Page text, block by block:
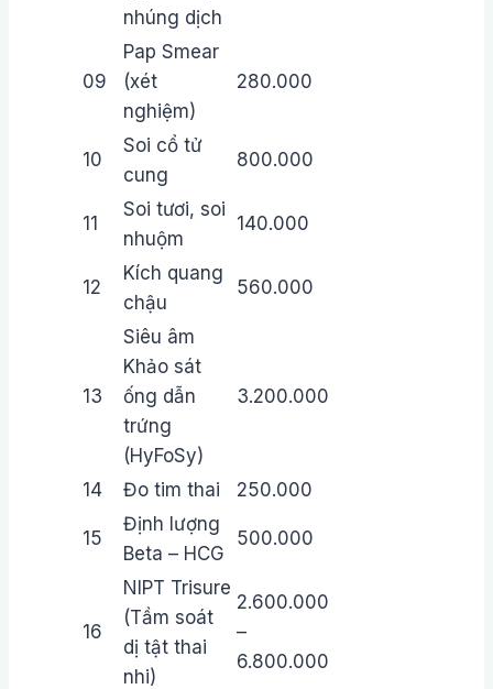
nhúng dịch
09
Pap Smear
(xét
nghiệm)
280.000
10
Soi cổ tử
cung
800.000
11
Soi tươi, soi
nhuộm
140.000
12
Kích quang
chậu
560.000
13
Siêu âm
Khảo sát
ống dẫn
trứng
(HyFoSy)
3.200.000
14 Đo tim thai 250.000
15
Định lượng
Beta – HCG
500.000
16
NIPT Trisure
(Tầm soát
dị tật thai
nhi)
2.600.000
–
6.800.000